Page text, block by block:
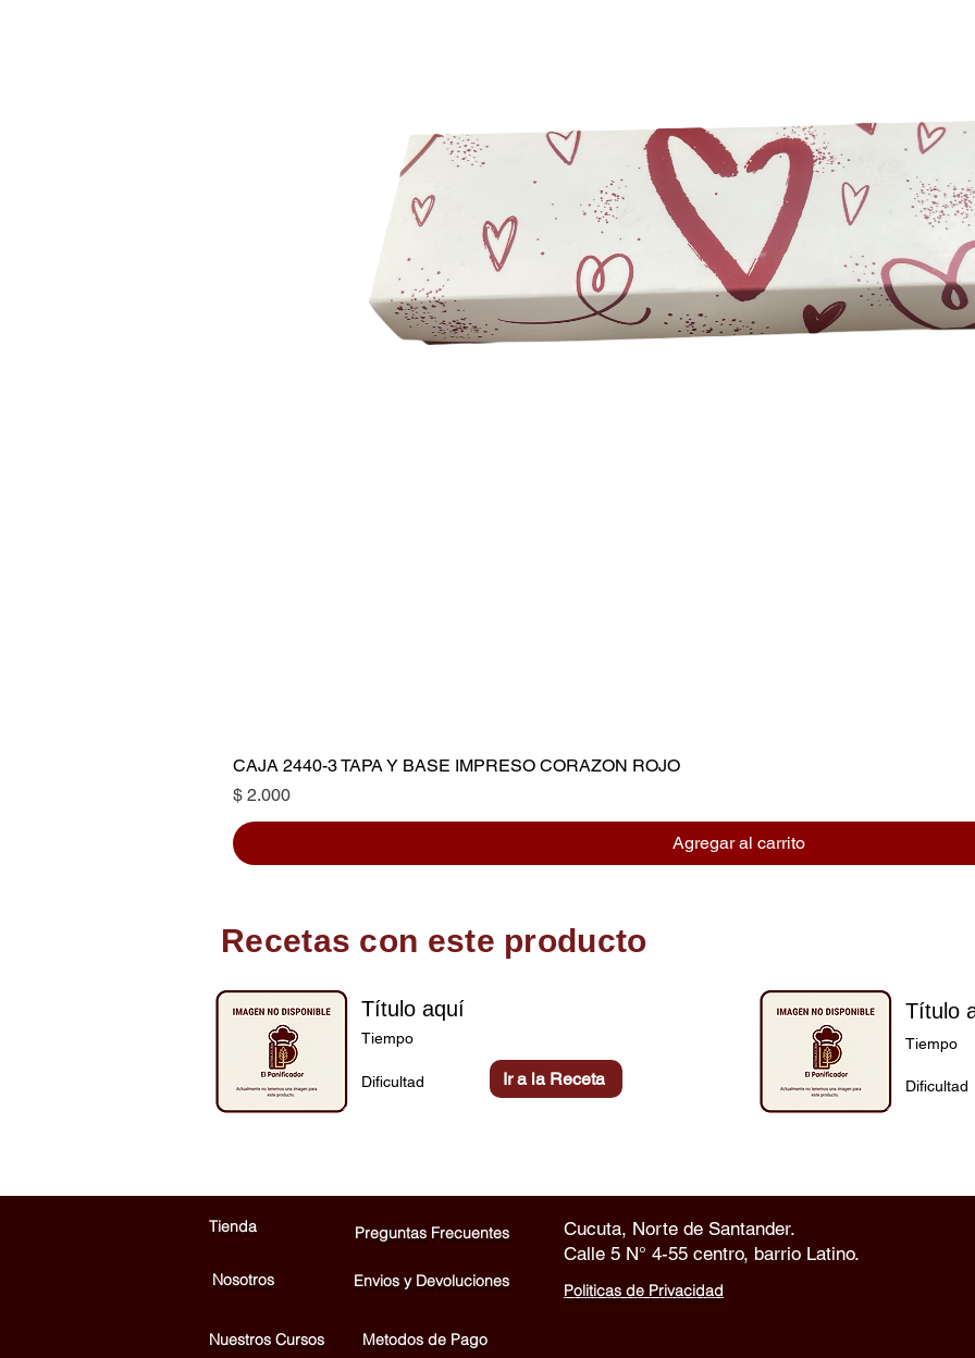
CAJA 2440-3 TAPA Y BASE IMPRESO CORAZON ROJO
Precio
$ 2.000
Agregar al carrito
Recetas con este producto
Título aquí
Tiempo
Ir a la Receta
Dificultad
Título
Tiempo
Dificultad
Tienda
Nosotros
Nuestros Cursos
Preguntas Frecuentes
Envios y Devoluciones
Metodos de Pago
Cucuta, Norte de Santander.
Calle 5 N° 4-55 centro, barrio Latino.
Politicas de Privacidad